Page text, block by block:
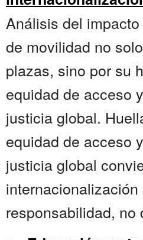
Análisis del
de movilidad no
plazas, sino por su
equidad de acceso
justicia global.
equidad de acceso
justicia global
responsabilidad, no